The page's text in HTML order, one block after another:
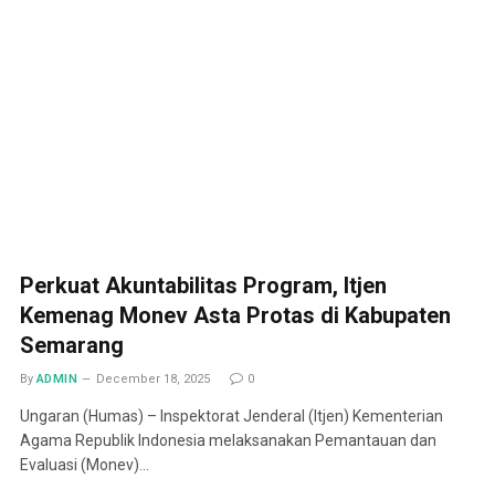
Perkuat Akuntabilitas Program, Itjen
Kemenag Monev Asta Protas di Kabupaten
Semarang
By ADMIN December 18, 2025 0
Ungaran (Humas) – Inspektorat Jenderal (Itjen) Kementerian
Agama Republik Indonesia melaksanakan Pemantauan dan
Evaluasi (Monev)…